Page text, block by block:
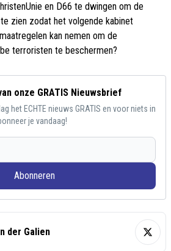
en D66 te dwingen om de
zien zodat het volgende kabinet
kan nemen om de
terroristen te beschermen?
onze GRATIS Nieuwsbrief
het ECHTE nieuws GRATIS en voor niets in
je vandaag!
Abonneren
der Galien